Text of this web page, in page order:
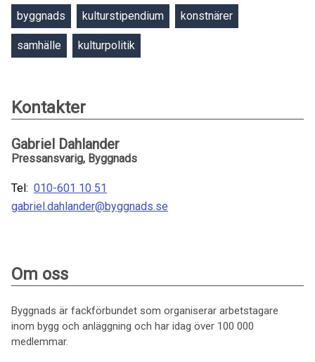
byggnads kulturstipendium konstnärer
samhälle kulturpolitik
Kontakter
Gabriel Dahlander
Pressansvarig, Byggnads
Tel: 010-601 10 51
gabriel.dahlander@byggnads.se
Om oss
Byggnads är fackförbundet som organiserar arbetstagare
inom bygg och anläggning och har idag över 100 000
medlemmar.